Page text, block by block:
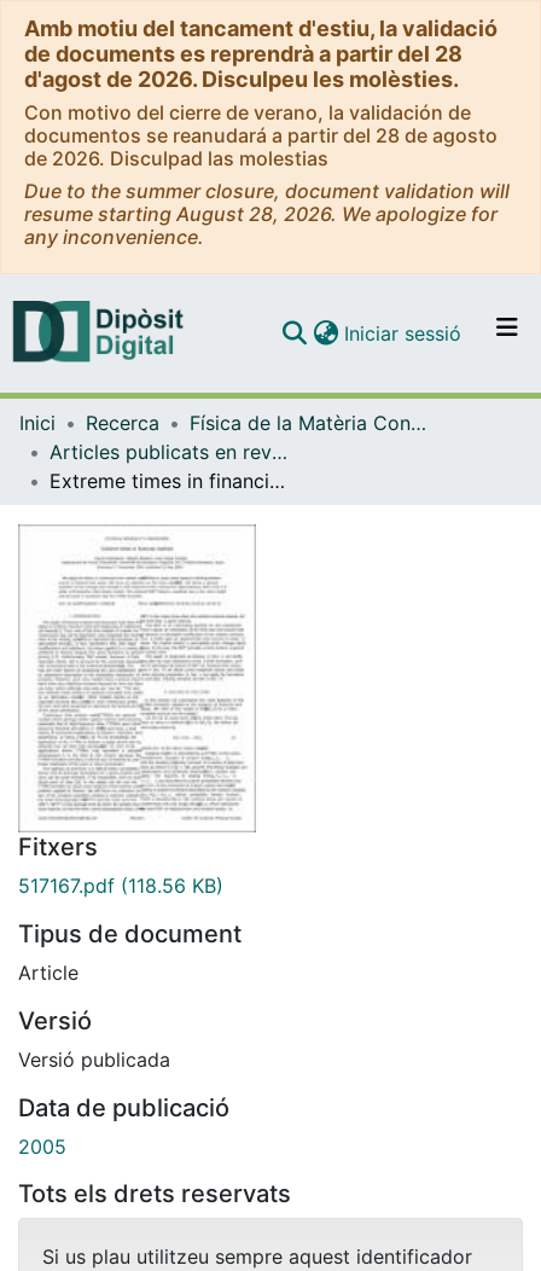
Amb motiu del tancament d'estiu, la validació
de documents es reprendrà a partir del 28
d'agost de 2026. Disculpeu les molèsties.
Con motivo del cierre de verano, la validación de
documentos se reanudará a partir del 28 de agosto
de 2026. Disculpad las molestias
Due to the summer closure, document validation will
resume starting August 28, 2026. We apologize for
any inconvenience.
Navega per tot el DD
Com publicar
Contacte
Iniciar sessió (current)
Inici Recerca
Física de la Matèria Condensada
Articles publicats en revistes (Física de la Matèria Condensada)
Extreme times in financial markets.
Fitxers
517167.pdf (118.56 KB)
Tipus de document
Article
Versió
Versió publicada
Data de publicació
2005
Tots els drets reservats
Si us plau utilitzeu sempre aquest identificador